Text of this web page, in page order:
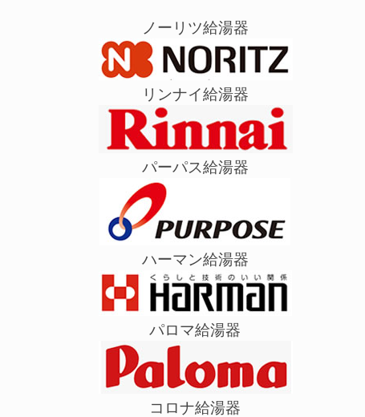
ノーリツ給湯器
リンナイ給湯器
パーパス給湯器
ハーマン給湯器
パロマ給湯器
コロナ給湯器